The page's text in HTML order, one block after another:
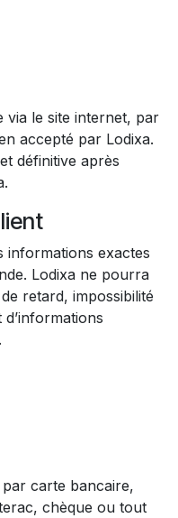
via le site internet, par
accepté par Lodixa.
définitive après
informations exactes
Lodixa ne pourra
retard, impossibilité
carte bancaire,
chèque ou tout